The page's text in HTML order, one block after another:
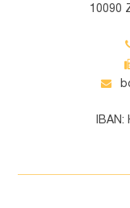
10090
IBAN: